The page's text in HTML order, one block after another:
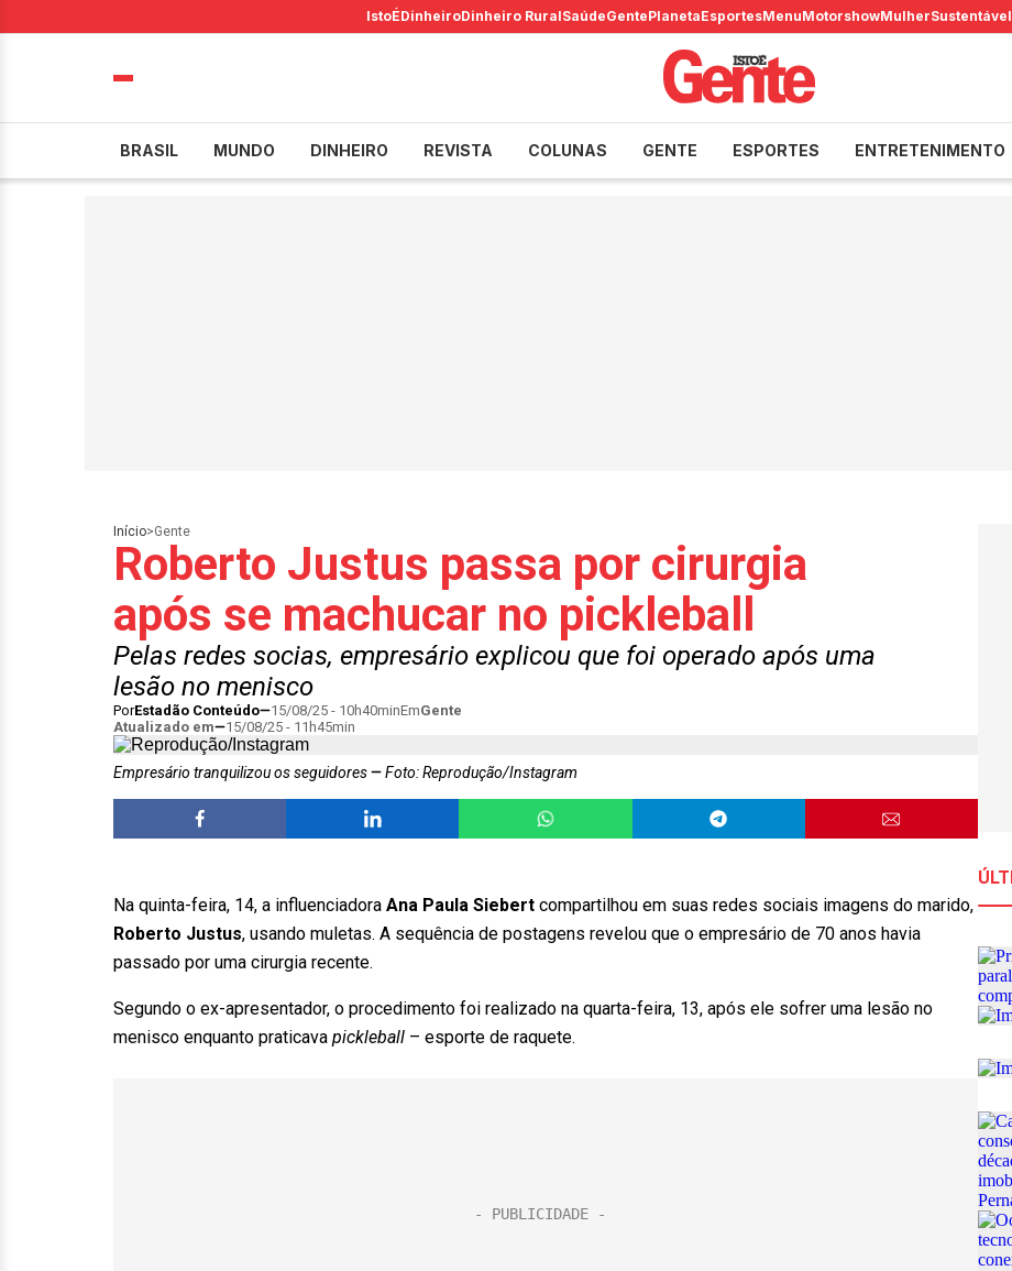
IstoÉDinheiroDinheiro RuralSaúdeGentePlanetaEsportesMenuMotorshowMulherSustentável
BRASIL MUNDO DINHEIRO REVISTA COLUNAS GENTE ESPORTES ENTRETENIMENTO
Início>Gente
Roberto Justus passa por cirurgia
após se machucar no pickleball
Pelas redes socias, empresário explicou que foi operado após uma
lesão no menisco
PorEstadão Conteúdo 15/08/25 - 10h40minEmGente
Atualizado em
15/08/25 - 11h45min
Empresário tranquilizou os seguidores Foto: Reprodução/Instagram
Na quinta-feira, 14, a influenciadora Ana Paula Siebert compartilhou em suas redes sociais imagens do marido,
Roberto Justus, usando muletas. A sequência de postagens revelou que o empresário de 70 anos havia
passado por uma cirurgia recente.
Segundo o ex-apresentador, o procedimento foi realizado na quarta-feira, 13, após ele sofrer uma lesão no
menisco enquanto praticava pickleball – esporte de raquete.